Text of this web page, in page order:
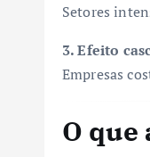
Setores
3. Efeito
Empresas
O